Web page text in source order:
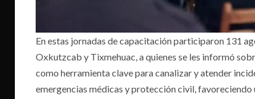
En estas jornadas de capacitación participaron 131
Oxkutzcab y Tixmehuac, a quienes se les informó
como herramienta clave para canalizar y atender
emergencias médicas y protección civil,